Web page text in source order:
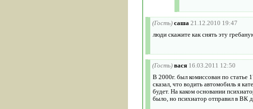
(Гость) саша 21.12.2010 19:47
люди скажите как снять эту
(Гость) вася 16.03.2011 12:50
В 2000г. был комиссован по статье
сказал, что водить автомобиль я
будет. На каком основании
было, но психиатор отправил в ВК